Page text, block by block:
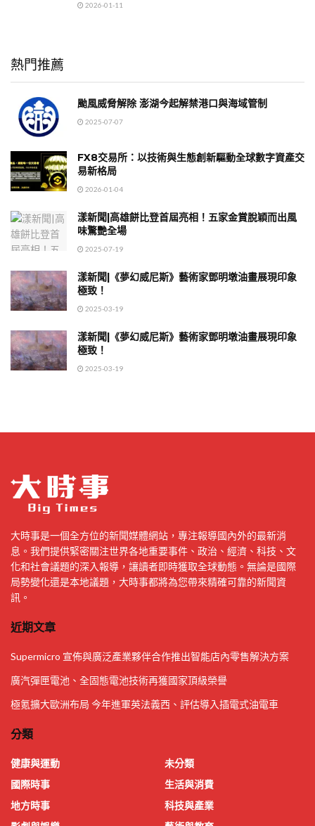
2026-01-11
熱門推薦
颱風威脅解除 澎湖今起解禁港口與海域管制
2025-07-07
FX8交易所：以技術與生態創新驅動全球數字資產交
易新格局
2026-01-04
漾新聞|高雄餅比登首屆亮相！五家金賞脫穎而出風
味驚艷全場
2025-07-19
漾新聞|《夢幻威尼斯》藝術家鄧明墩油畫展現印象
極致！
2025-03-19
漾新聞|《夢幻威尼斯》藝術家鄧明墩油畫展現印象
極致！
2025-03-19
大時事是一個全方位的新聞媒體網站，專注報導國內外的最新消
息。我們提供緊密關注世界各地重要事件、政治、經濟、科技、文
化和社會議題的深入報導，讓讀者即時獲取全球動態。無論是國際
局勢變化還是本地議題，大時事都將為您帶來精確可靠的新聞資
訊。
近期文章
Supermicro 宣佈與廣泛產業夥伴合作推出智能店內零售解決方案
廣汽彈匣電池、全固態電池技術再獲國家頂級榮譽
極氪擴大歐洲布局 今年進軍英法義西、評估導入插電式油電車
分類
健康與運動
國際時事
地方時事
未分類
生活與消費
科技與產業